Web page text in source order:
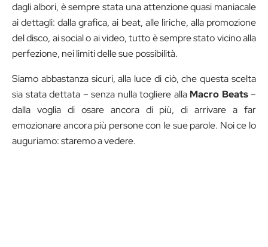
dagli albori, è sempre stata una attenzione quasi maniacale
ai dettagli: dalla grafica, ai beat, alle liriche, alla promozione
del disco, ai social o ai video, tutto è sempre stato vicino alla
perfezione, nei limiti delle sue possibilità.
Siamo abbastanza sicuri, alla luce di ciò, che questa scelta
sia stata dettata – senza nulla togliere alla Macro Beats–
dalla voglia di osare ancora di più, di arrivare a far
emozionare ancora più persone con le sue parole. Noi ce lo
auguriamo: staremo a vedere.